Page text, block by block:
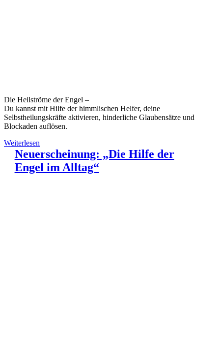
Die Heilströme der Engel –
Du kannst mit Hilfe der himmlischen Helfer, deine
Selbstheilungskräfte aktivieren, hinderliche Glaubensätze und
Blockaden auflösen.
Weiterlesen
Neuerscheinung: „Die Hilfe der
Engel im Alltag“